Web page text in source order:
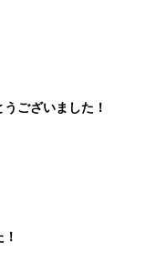
ございました！